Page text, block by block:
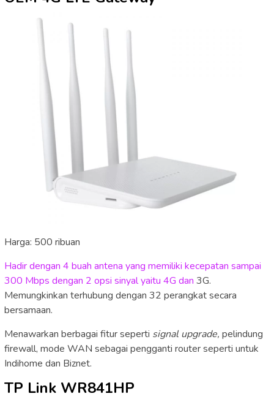
Harga: 500 ribuan
Hadir dengan 4 buah antena yang memiliki kecepatan sampai
300 Mbps dengan 2 opsi sinyal yaitu 4G dan 3G.
Memungkinkan terhubung dengan 32 perangkat secara
bersamaan.
Menawarkan berbagai fitur seperti signal upgrade, pelindung
firewall, mode WAN sebagai pengganti router seperti untuk
Indihome dan Biznet.
TP Link WR841HP